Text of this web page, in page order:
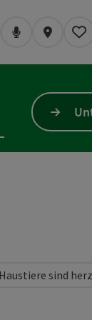
Blog
PodcastKarte
Haustiere sind